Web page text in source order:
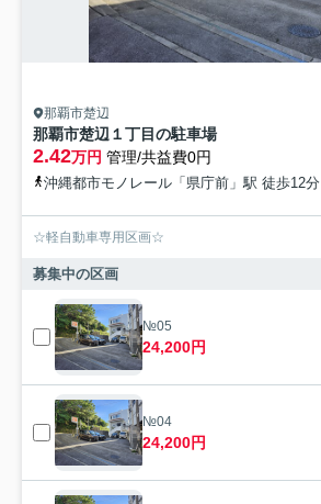
那覇市楚辺
那覇市楚辺１丁目の駐車場
2.42万円 管理/共益費0円
沖縄都市モノレール「県庁前」駅 徒歩12分
☆軽自動車専用区画☆
募集中の区画
№05
24,200円
№04
24,200円